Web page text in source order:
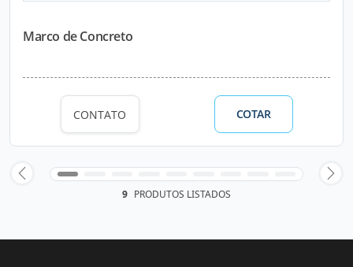
Marco de Concreto
CONTATO COTAR
9 PRODUTOS LISTADOS